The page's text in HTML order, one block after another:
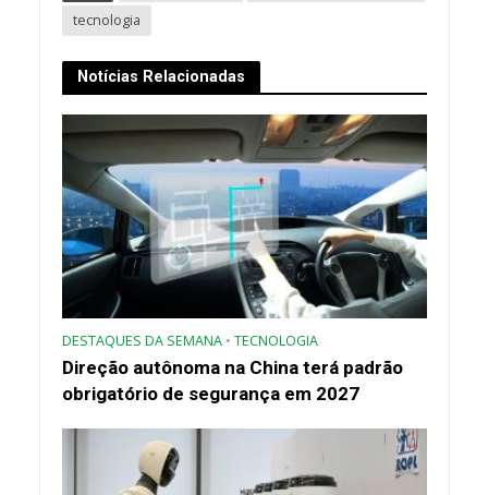
tecnologia
Notícias Relacionadas
DESTAQUES DA SEMANA • TECNOLOGIA
Direção autônoma na China terá padrão
obrigatório de segurança em 2027